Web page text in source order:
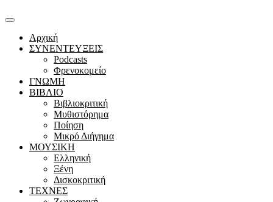
Αρχική
ΣΥΝΕΝΤΕΥΞΕΙΣ
Podcasts
Φρενοκομείο
ΓΝΩΜΗ
ΒΙΒΛΙΟ
Βιβλιοκριτική
Μυθιστόρημα
Ποίηση
Μικρό Διήγημα
ΜΟΥΣΙΚΗ
Ελληνική
Ξένη
Δισκοκριτική
ΤΕΧΝΕΣ